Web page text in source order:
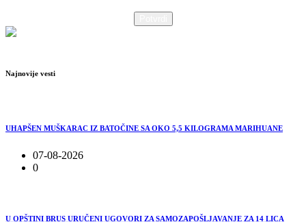
Najnovije vesti
UHAPŠEN MUŠKARAC IZ BATOČINE SA OKO 5,5 KILOGRAMA MARIHUANE
07-08-2026
0
U OPŠTINI BRUS URUČENI UGOVORI ZA SAMOZAPOŠLJAVANJE ZA 14 LICA